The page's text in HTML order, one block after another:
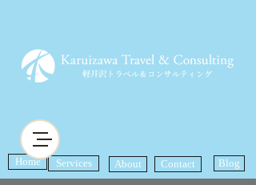
Home Services About Contact Blog